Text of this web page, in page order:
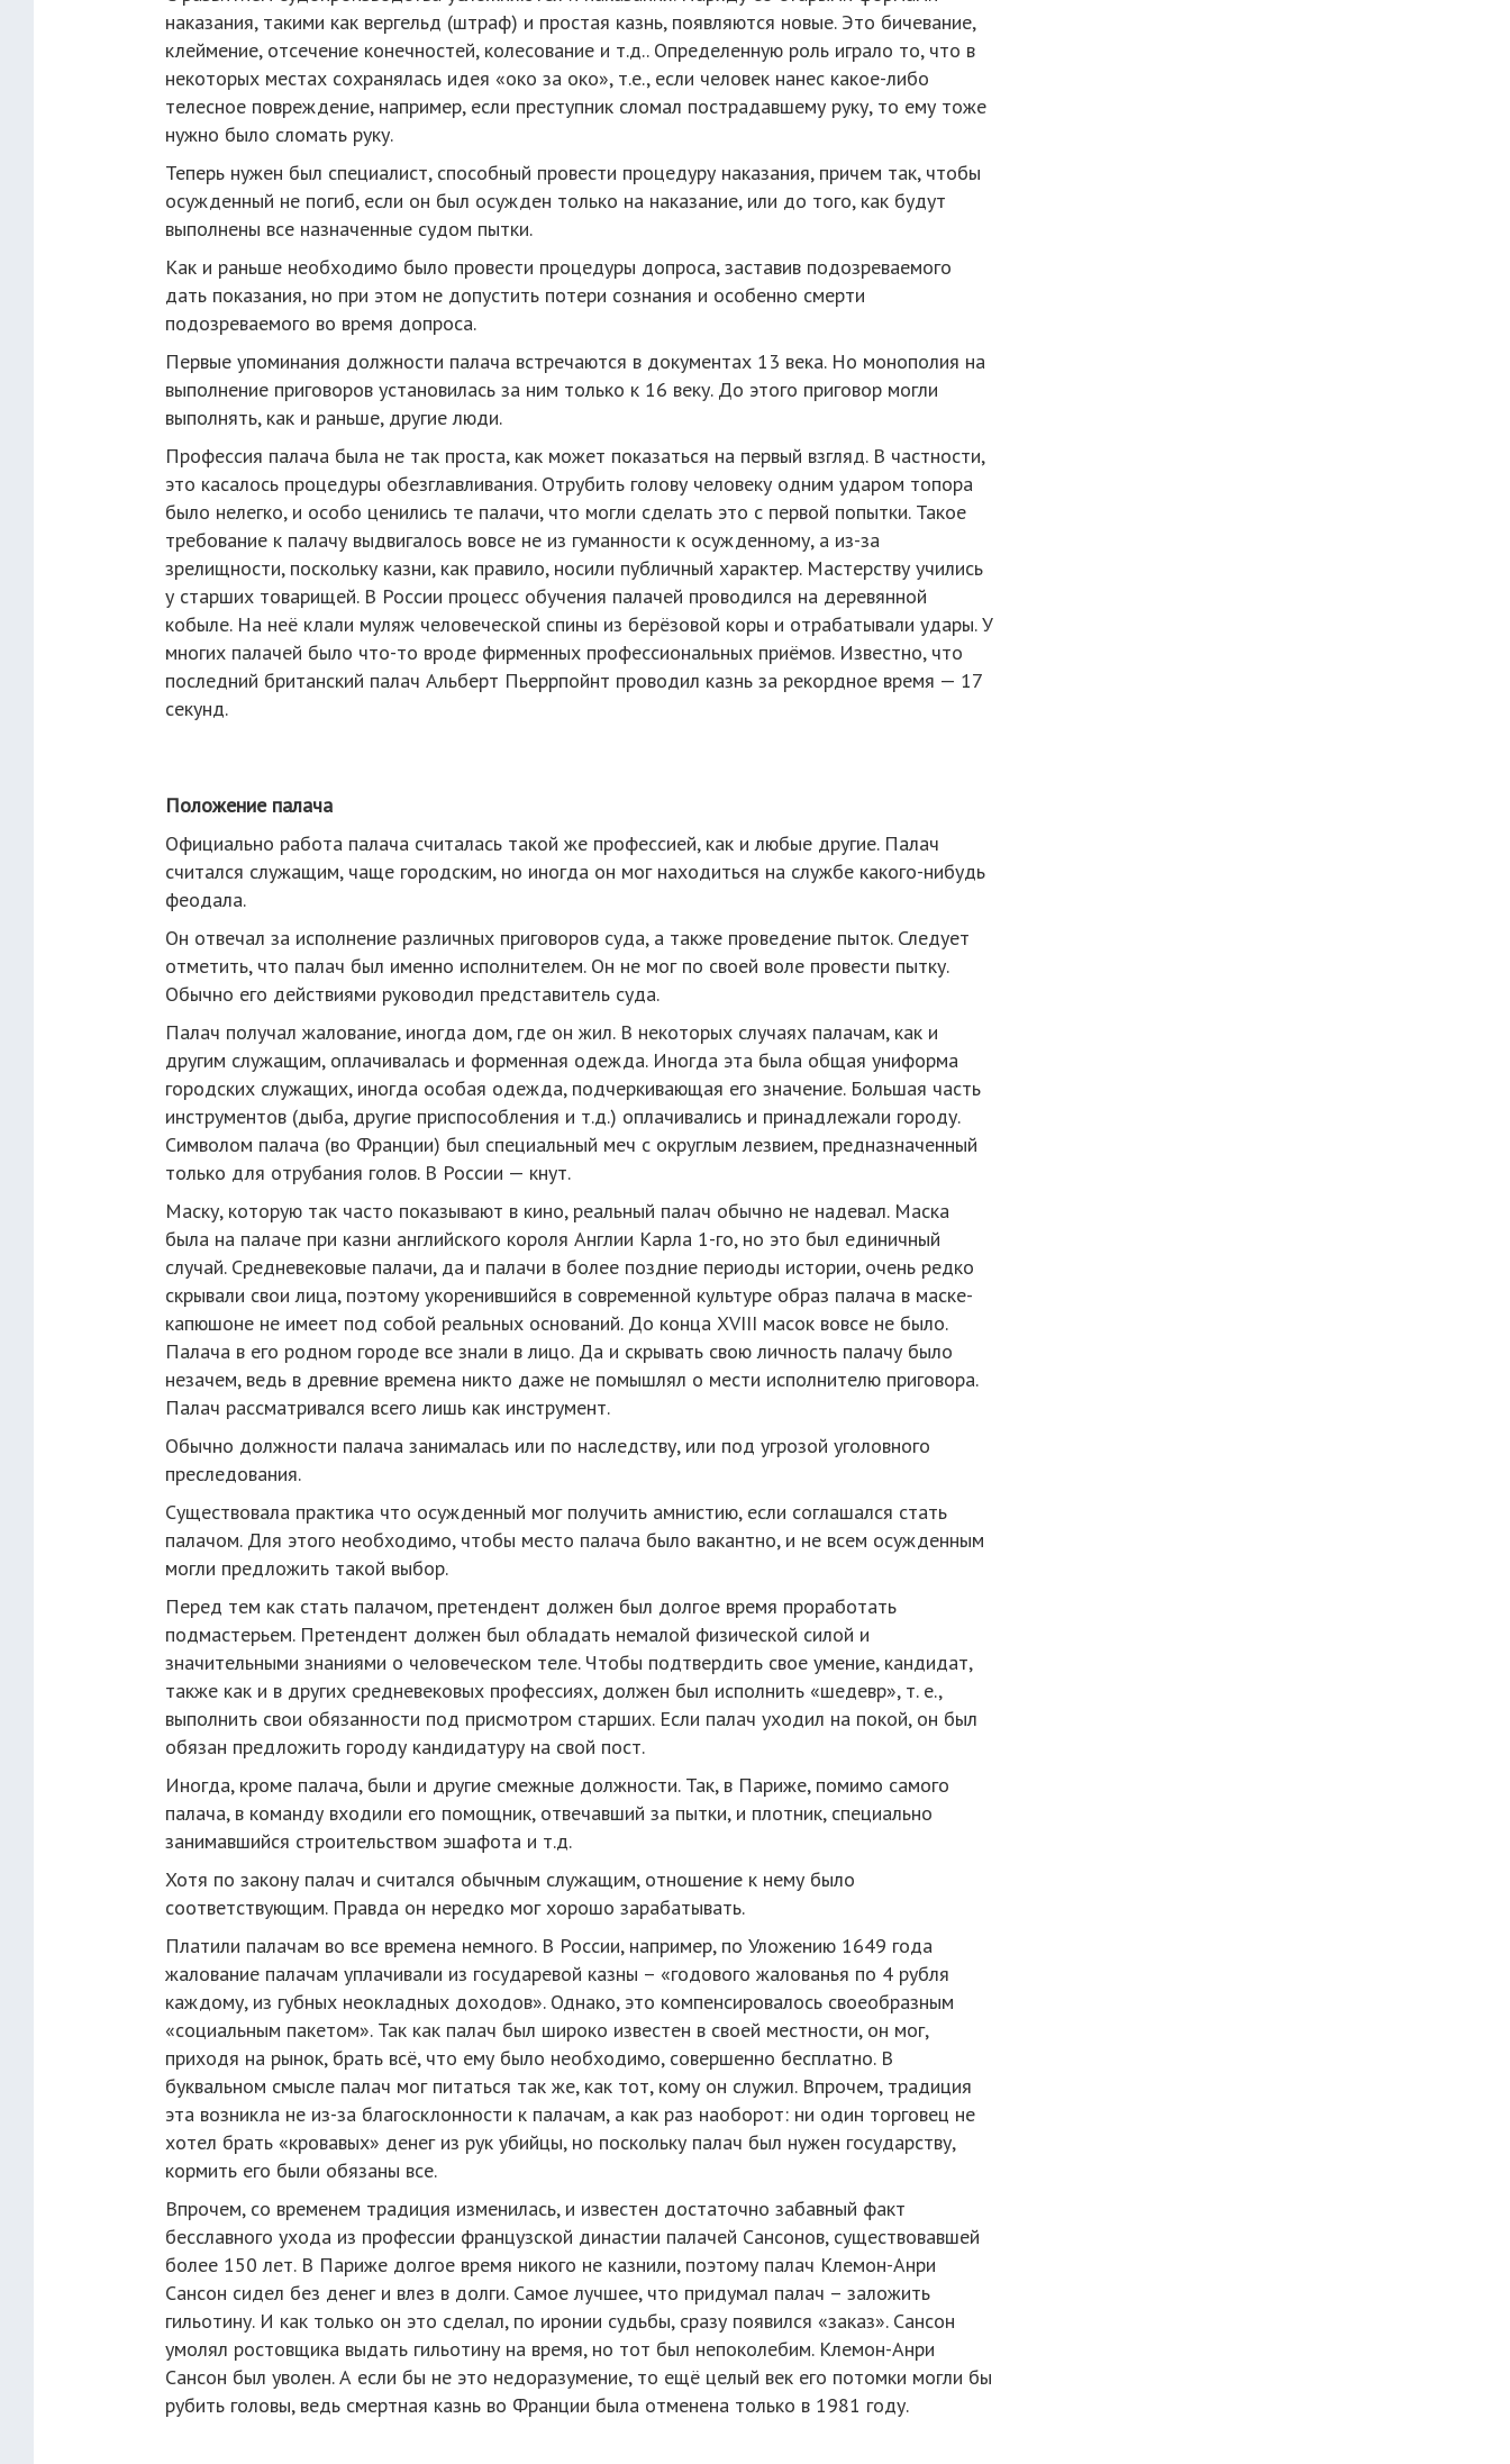
наказания, такими как вергельд (штраф) и простая казнь, появляются новые. Это бичевание,
клеймение, отсечение конечностей, колесование и т.д.. Определенную роль играло то, что в
некоторых местах сохранялась идея «око за око», т.е., если человек нанес какое-либо
телесное повреждение, например, если преступник сломал пострадавшему руку, то ему тоже
нужно было сломать руку.
Теперь нужен был специалист, способный провести процедуру наказания, причем так, чтобы
осужденный не погиб, если он был осужден только на наказание, или до того, как будут
выполнены все назначенные судом пытки.
Как и раньше необходимо было провести процедуры допроса, заставив подозреваемого
дать показания, но при этом не допустить потери сознания и особенно смерти
подозреваемого во время допроса.
Первые упоминания должности палача встречаются в документах 13 века. Но монополия на
выполнение приговоров установилась за ним только к 16 веку. До этого приговор могли
выполнять, как и раньше, другие люди.
Профессия палача была не так проста, как может показаться на первый взгляд. В частности,
это касалось процедуры обезглавливания. Отрубить голову человеку одним ударом топора
было нелегко, и особо ценились те палачи, что могли сделать это с первой попытки. Такое
требование к палачу выдвигалось вовсе не из гуманности к осужденному, а из-за
зрелищности, поскольку казни, как правило, носили публичный характер. Мастерству учились
у старших товарищей. В России процесс обучения палачей проводился на деревянной
кобыле. На неё клали муляж человеческой спины из берёзовой коры и отрабатывали удары. У
многих палачей было что-то вроде фирменных профессиональных приёмов. Известно, что
последний британский палач Альберт Пьеррпойнт проводил казнь за рекордное время — 17
секунд.
Положение палача
Официально работа палача считалась такой же профессией, как и любые другие. Палач
считался служащим, чаще городским, но иногда он мог находиться на службе какого-нибудь
феодала.
Он отвечал за исполнение различных приговоров суда, а также проведение пыток. Следует
отметить, что палач был именно исполнителем. Он не мог по своей воле провести пытку.
Обычно его действиями руководил представитель суда.
Палач получал жалование, иногда дом, где он жил. В некоторых случаях палачам, как и
другим служащим, оплачивалась и форменная одежда. Иногда эта была общая униформа
городских служащих, иногда особая одежда, подчеркивающая его значение. Большая часть
инструментов (дыба, другие приспособления и т.д.) оплачивались и принадлежали городу.
Символом палача (во Франции) был специальный меч с округлым лезвием, предназначенный
только для отрубания голов. В России — кнут.
Маску, которую так часто показывают в кино, реальный палач обычно не надевал. Маска
была на палаче при казни английского короля Англии Карла 1-го, но это был единичный
случай. Средневековые палачи, да и палачи в более поздние периоды истории, очень редко
скрывали свои лица, поэтому укоренившийся в современной культуре образ палача в маске-
капюшоне не имеет под собой реальных оснований. До конца XVIII масок вовсе не было.
Палача в его родном городе все знали в лицо. Да и скрывать свою личность палачу было
незачем, ведь в древние времена никто даже не помышлял о мести исполнителю приговора.
Палач рассматривался всего лишь как инструмент.
Обычно должности палача занималась или по наследству, или под угрозой уголовного
преследования.
Существовала практика что осужденный мог получить амнистию, если соглашался стать
палачом. Для этого необходимо, чтобы место палача было вакантно, и не всем осужденным
могли предложить такой выбор.
Перед тем как стать палачом, претендент должен был долгое время проработать
подмастерьем. Претендент должен был обладать немалой физической силой и
значительными знаниями о человеческом теле. Чтобы подтвердить свое умение, кандидат,
также как и в других средневековых профессиях, должен был исполнить «шедевр», т. е.,
выполнить свои обязанности под присмотром старших. Если палач уходил на покой, он был
обязан предложить городу кандидатуру на свой пост.
Иногда, кроме палача, были и другие смежные должности. Так, в Париже, помимо самого
палача, в команду входили его помощник, отвечавший за пытки, и плотник, специально
занимавшийся строительством эшафота и т.д.
Хотя по закону палач и считался обычным служащим, отношение к нему было
соответствующим. Правда он нередко мог хорошо зарабатывать.
Платили палачам во все времена немного. В России, например, по Уложению 1649 года
жалование палачам уплачивали из государевой казны – «годового жалованья по 4 рубля
каждому, из губных неокладных доходов». Однако, это компенсировалось своеобразным
«социальным пакетом». Так как палач был широко известен в своей местности, он мог,
приходя на рынок, брать всё, что ему было необходимо, совершенно бесплатно. В
буквальном смысле палач мог питаться так же, как тот, кому он служил. Впрочем, традиция
эта возникла не из-за благосклонности к палачам, а как раз наоборот: ни один торговец не
хотел брать «кровавых» денег из рук убийцы, но поскольку палач был нужен государству,
кормить его были обязаны все.
Впрочем, со временем традиция изменилась, и известен достаточно забавный факт
бесславного ухода из профессии французской династии палачей Сансонов, существовавшей
более 150 лет. В Париже долгое время никого не казнили, поэтому палач Клемон-Анри
Сансон сидел без денег и влез в долги. Самое лучшее, что придумал палач – заложить
гильотину. И как только он это сделал, по иронии судьбы, сразу появился «заказ». Сансон
умолял ростовщика выдать гильотину на время, но тот был непоколебим. Клемон-Анри
Сансон был уволен. А если бы не это недоразумение, то ещё целый век его потомки могли бы
рубить головы, ведь смертная казнь во Франции была отменена только в 1981 году.